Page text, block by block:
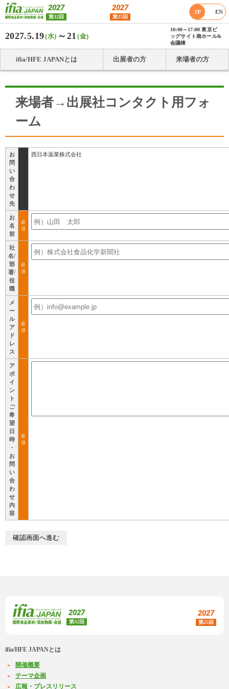
2027
第32回
2027
第25回
2027.5.19(水) ～21 (金)
10:00～17:00 東京ビ
ッグサイト南ホール&
会議棟
JP EN
ifia/HFE JAPANとは 出展者の方 来場者の方
来場者→出展社コンタクト用フォ
ーム
お
問
い
合
わ
せ
先
西日本薬業株式会社
お
名
前
必
須
社
名/
部
署/
役
職
必
須
メ
ー
ル
ア
ド
レ
ス
必
須
ア
ポ
イ
ン
ト
ご
希
望
日
時
・
お
問
い
合
わ
せ
内
容
必
須
2027
第32回
2027
第25回
ifia/HFE JAPANとは
開催概要
テーマ企画
広報・プレスリリース